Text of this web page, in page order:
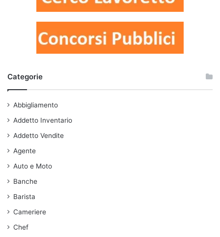
Categorie
Abbigliamento
Addetto Inventario
Addetto Vendite
Agente
Auto e Moto
Banche
Barista
Cameriere
Chef